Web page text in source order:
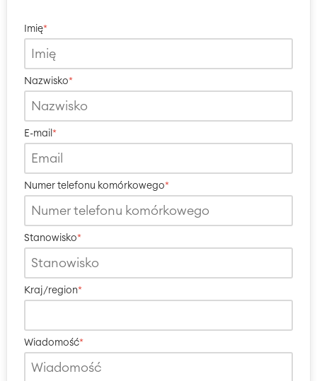
Imię*
Nazwisko*
E-mail *
Numer telefonu komórkowego*
Stanowisko*
Kraj/region*
Wiadomość*